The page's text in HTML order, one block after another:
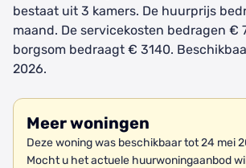
bestaat uit 3 kamers. De huurprijs
maand. De servicekosten bedragen €
borgsom bedraagt € 3140.
2026.
Meer woningen
Deze woning was beschikbaar tot 24 mei
Mocht u het actuele huurwoningaanbod